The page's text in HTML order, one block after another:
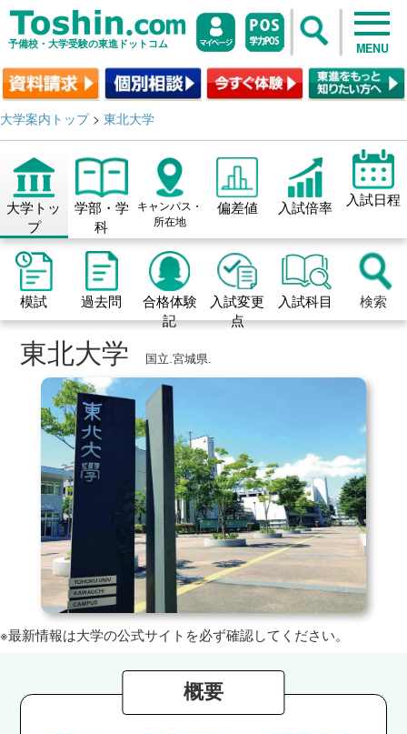
予備校・大学受験の東進ドットコム MENU
大学案内トップ> 東北大学
大学トッ
プ
学部・学
科
キャンパス・
所在地
偏差値 入試倍率 入試日程
模試 過去問
合格体験
記
入試変更
点
入試科目 検索
東北大学 国立.宮城県.
※最新情報は大学の公式サイトを必ず確認してください。
概要